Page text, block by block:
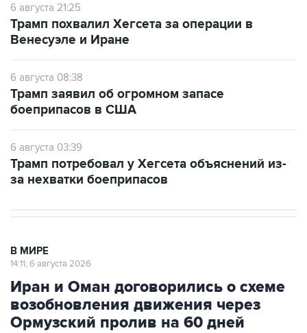
6 августа 21:25
Трамп похвалил Хегсета за операции в
Венесуэле и Иране
6 августа 08:38
Трамп заявил об огромном запасе
боеприпасов в США
6 августа 03:39
Трамп потребовал у Хегсета объяснений из-
за нехватки боеприпасов
В МИРЕ
14:11, 6 августа 2026
Иран и Оман договорились о схеме
возобновления движения через
Ормузский пролив на 60 дней